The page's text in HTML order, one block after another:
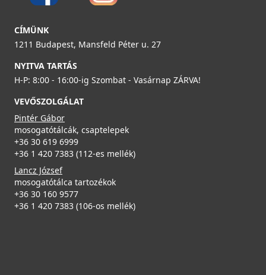
ELLECI - Csaptelep Bahia - Fekete
MOKBAHBK
219 990 Ft
Részletek
ELLECI - Gyümölcsmosó kosár műanyag 418 Fekete
AVP035BK
19 990 Ft
Csaplyukfúró FF35 35 mm-es
CÍMÜNK
1211 Budapest, Mansfeld Péter u. 27
NYITVA TARTÁS
H-P: 8:00 - 16:00-ig Szombat - Vasárnap ZÁRVA!
VEVŐSZOLGÁLAT
Pintér Gábor
mosogatótálcák, csaptelepek
+36 30 619 6999
+36 1 420 7383 (112-es mellék)
Lancz József
mosogatótálca tartozékok
+36 30 160 9577
+36 1 420 7383 (106-os mellék)